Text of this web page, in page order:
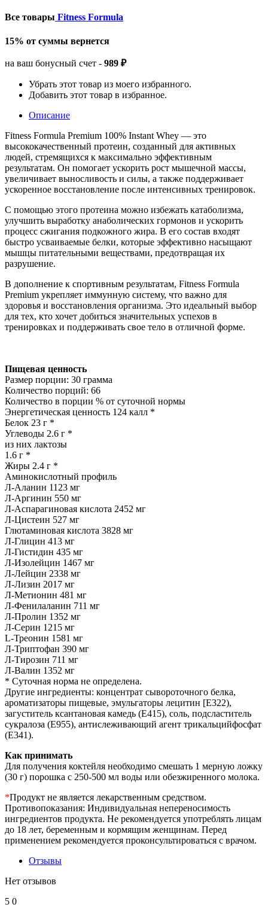
Все товары Fitness Formula
15% от суммы вернется
на ваш бонусный счет - 989 ₽
Убрать этот товар из моего избранного.
Добавить этот товар в избранное.
Описание
Fitness Formula Premium 100% Instant Whey — это
высококачественный протеин, созданный для активных
людей, стремящихся к максимально эффективным
результатам. Он помогает ускорить рост мышечной массы,
увеличивает выносливость и силы, а также поддерживает
ускоренное восстановление после интенсивных тренировок.
С помощью этого протеина можно избежать катаболизма,
улучшить выработку анаболических гормонов и ускорить
процесс сжигания подкожного жира. В его состав входят
быстро усваиваемые белки, которые эффективно насыщают
мышцы питательными веществами, предотвращая их
разрушение.
В дополнение к спортивным результатам, Fitness Formula
Premium укрепляет иммунную систему, что важно для
здоровья и восстановления организма. Это идеальный выбор
для тех, кто хочет добиться значительных успехов в
тренировках и поддерживать свое тело в отличной форме.
Пищевая ценность
Размер порции: 30 грамма
Количество порций: 66
Количество в порции % от суточной нормы
Энергетическая ценность 124 калл *
Белок 23 г *
Углеводы 2.6 г *
из них лактозы
1.6 г *
Жиры 2.4 г *
Аминокислотный профиль
Л-Аланин 1123 мг
Л-Аргинин 550 мг
Л-Аспарагиновая кислота 2452 мг
Л-Цистеин 527 мг
Глютаминовая кислота 3828 мг
Л-Глицин 413 мг
Л-Гистидин 435 мг
Л-Изолейцин 1467 мг
Л-Лейцин 2338 мг
Л-Лизин 2017 мг
Л-Метионин 481 мг
Л-Фенилаланин 711 мг
Л-Пролин 1352 мг
Л-Серин 1215 мг
L-Треонин 1581 мг
Л-Триптофан 390 мг
Л-Тирозин 711 мг
Л-Валин 1352 мг
* Суточная норма не определена.
Другие ингредиенты: концентрат сывороточного белка,
ароматизаторы пищевые, эмульгаторы лецитин [E322),
загуститель ксантановая камедь (E415), соль, подсластитель
сукралоза (E955), антислеживающий агент трикальцийфосфат
(E341).
Как принимать
Для получения коктейля необходимо смешать 1 мерную ложку
(30 г) порошка с 250-500 мл воды или обезжиренного молока.
*Продукт не является лекарственным средством.
Противопоказания: Индивидуальная непереносимость
ингредиентов продукта. Не рекомендуется употреблять лицам
до 18 лет, беременным и кормящим женщинам. Перед
применением рекомендуется проконсультироваться с врачом.
Отзывы
Нет отзывов
5 0